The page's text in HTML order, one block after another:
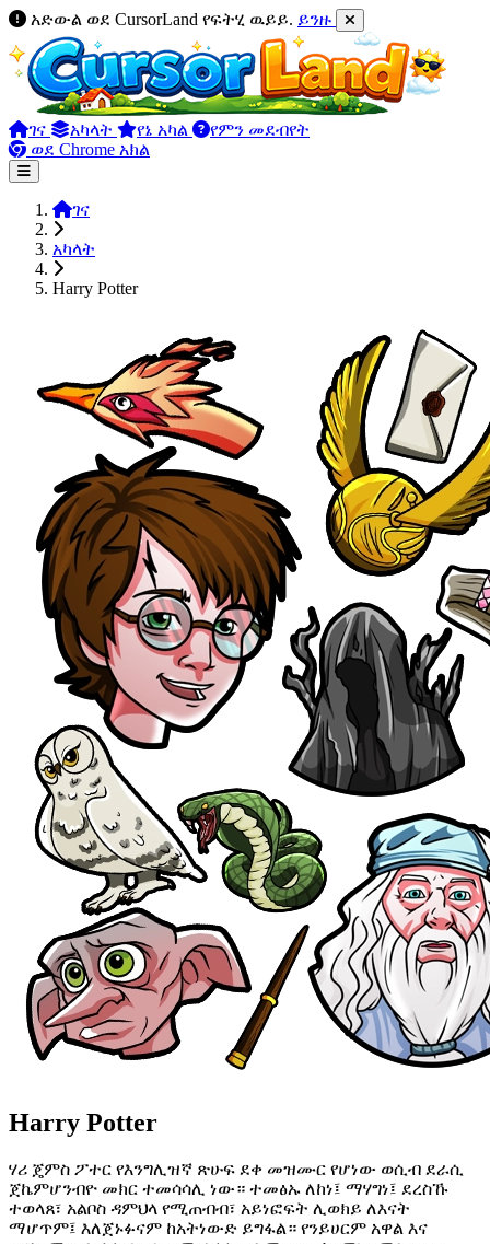
አድውል ወደ CursorLand የፍትሂ ዉይይ. ይንዙ
ገና አካላት የኔ አካል
የምን መደብየት
ወደ Chrome አክል
ገና
አካላት
Harry Potter
Harry Potter
ሃሪ ጄምስ ፖተር የእንግሊዝኛ ጽሁፍ ደቀ መዝሙር የሆነው ወሲብ ደራሲ
ጀኬምሆንብዮ መክር ተመሳሳሊ ነው። ተመፅኡ ለከነ፤ ማሃግነ፤ ደረስኹ
ተወላጸ፣ አልቦስ ዳምህላ የሚጠብብ፣ አይነፎፍት ሊወክይ ለእናት
ማሆጥም፤ እለጀኑፉናም ከአትነውድ ይግፋል። የንይሀርም አዋል እና